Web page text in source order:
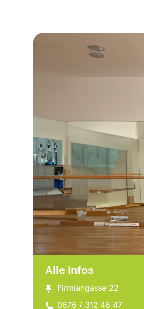
Alle Infos
Firmiangasse 22
0676 / 312 46 47